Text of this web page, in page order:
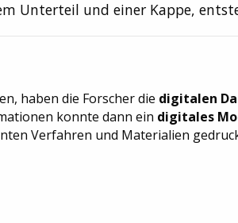
Unterteil und einer Kappe,
haben die Forscher die digitalen
konnte dann ein digitales
Verfahren und Materialien